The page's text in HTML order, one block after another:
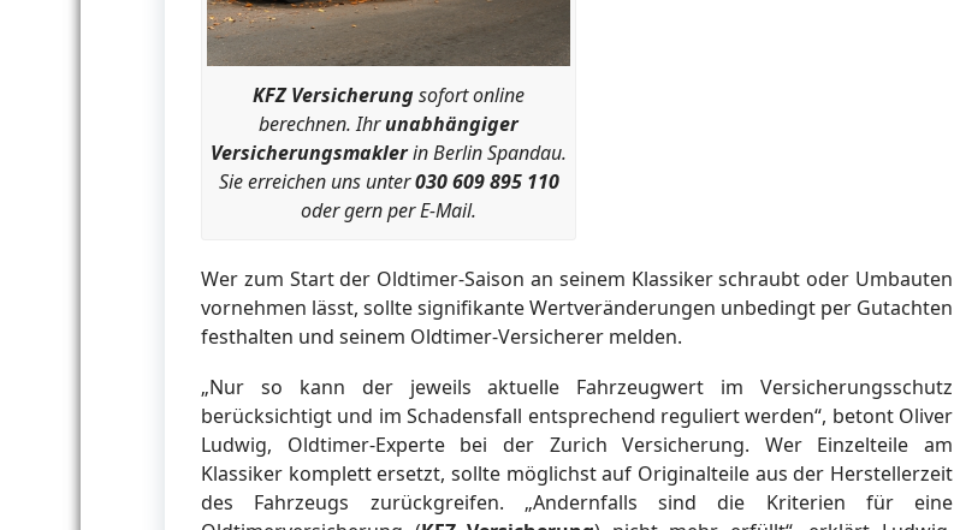
KFZ Versicherungsofort online
berechnen. Ihrunabhängiger
Versicherungsmaklerin Berlin Spandau.
Sie erreichen uns unter030 609 895 110
oder gern per E-Mail.
Wer zum Start der Oldtimer-Saison an seinem Klassiker schraubt oder Umbauten
vornehmen lässt, sollte signifikante Wertveränderungen unbedingt per Gutachten
festhalten und seinem Oldtimer-Versicherer melden.
„Nur so kann der jeweils aktuelle Fahrzeugwert im Versicherungsschutz
berücksichtigt und im Schadensfall entsprechend reguliert werden“, betont Oliver
Ludwig, Oldtimer-Experte bei der Zurich Versicherung. Wer Einzelteile am
Klassiker komplett ersetzt, sollte möglichst auf Originalteile aus der Herstellerzeit
des Fahrzeugs zurückgreifen. „Andernfalls sind die Kriterien für eine